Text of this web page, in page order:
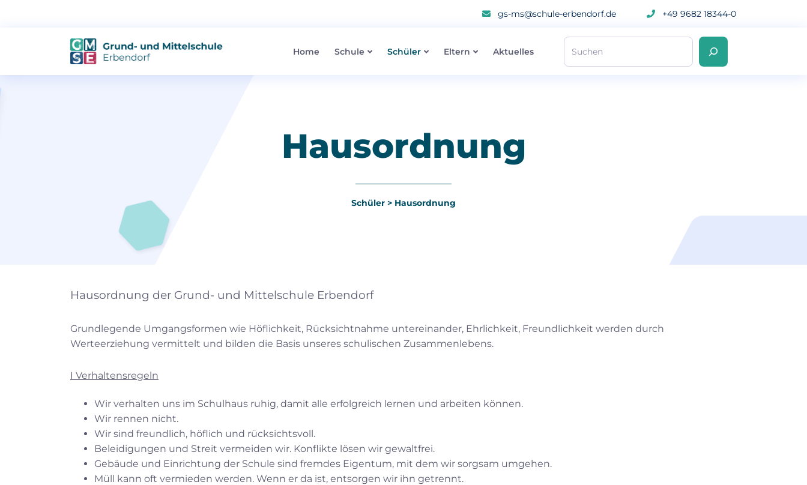
gs-ms@schule-erbendorf.de +49 9682 18344-0
Home Schule Schüler Eltern Aktuelles
Suchen
Hausordnung
Schüler > Hausordnung
Hausordnung der Grund- und Mittelschule Erbendorf
Grundlegende Umgangsformen wie Höflichkeit, Rücksichtnahme untereinander, Ehrlichkeit, Freundlichkeit werden durch
Werteerziehung vermittelt und bilden die Basis unseres schulischen Zusammenlebens.
I Verhaltensregeln
Wir verhalten uns im Schulhaus ruhig, damit alle erfolgreich lernen und arbeiten können.
Wir rennen nicht.
Wir sind freundlich, höflich und rücksichtsvoll.
Beleidigungen und Streit vermeiden wir. Konflikte lösen wir gewaltfrei.
Gebäude und Einrichtung der Schule sind fremdes Eigentum, mit dem wir sorgsam umgehen.
Müll kann oft vermieden werden. Wenn er da ist, entsorgen wir ihn getrennt.